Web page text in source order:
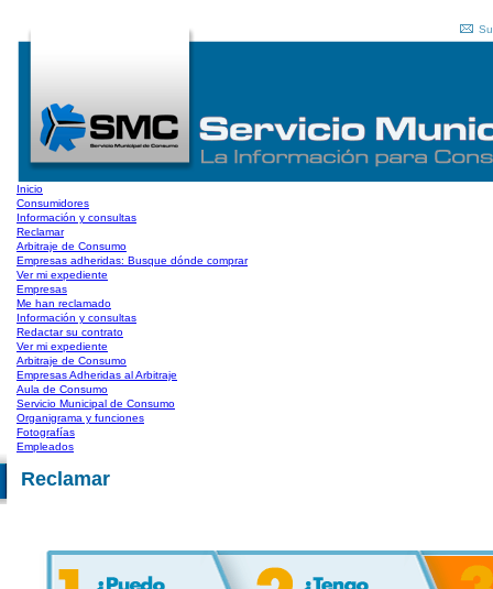
Inicio
Consumidores
Información y consultas
Reclamar
Arbitraje de Consumo
Empresas adheridas: Busque dónde comprar
Ver mi expediente
Empresas
Me han reclamado
Información y consultas
Redactar su contrato
Ver mi expediente
Arbitraje de Consumo
Empresas Adheridas al Arbitraje
Aula de Consumo
Servicio Municipal de Consumo
Organigrama y funciones
Fotografías
Empleados
Reclamar